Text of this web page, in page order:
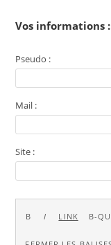
Vos informations :
Pseudo :
Mail :
Site :